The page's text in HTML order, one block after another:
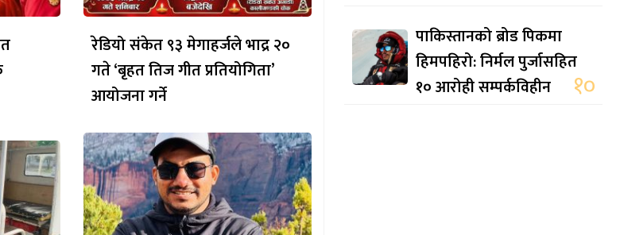
रेडियो संकेत ९३ मेगाहर्जले भाद्र २०
गते ‘बृहत तिज गीत प्रतियोगिता’
आयोजना गर्ने
पाकिस्तानको ब्रोड पिकमा
हिमपहिरो: निर्मल पुर्जासहित
१० आरोही सम्पर्कविहीन
१०